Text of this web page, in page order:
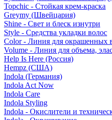
Topchic - Стойкая крем-краска
Greymy (Швейцария)
Shine - Свет и блеск изнутри
Style - Средства укладки волос
Color - Линия для окрашенных
Volume - Линия для объема,
Help Is Here (Россия)
Hempz (США)
Indola (Германия)
Indola Act Now
Indola Care
Indola Styling
Indola - Окислители и